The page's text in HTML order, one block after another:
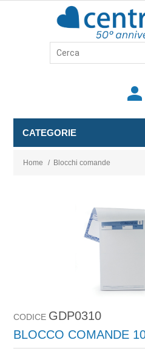
person
CATEGORIE
Home / Blocchi comande
CODICE GDP0310
BLOCCO COMANDE